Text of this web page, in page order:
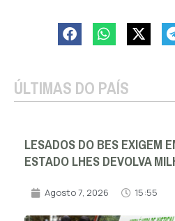
ÚLTIMAS DO PAÍS
LESADOS DO BES EXIGEM
ESTADO LHES DEVOLVA
Agosto 7, 2026 15:55